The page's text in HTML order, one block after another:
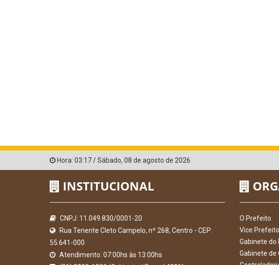
Hora: 03:17/Sábado, 08 de agosto de 2026
INSTITUCIONAL
CNPJ: 11.049.830/0001-20
Rua Tenente Cleto Campelo, nº 268, Centro - CEP:
55.641-000
Atendimento: 07:00hs às 13:00hs
O Prefeito
Vice Prefeito
Gabinete do
Gabinete de